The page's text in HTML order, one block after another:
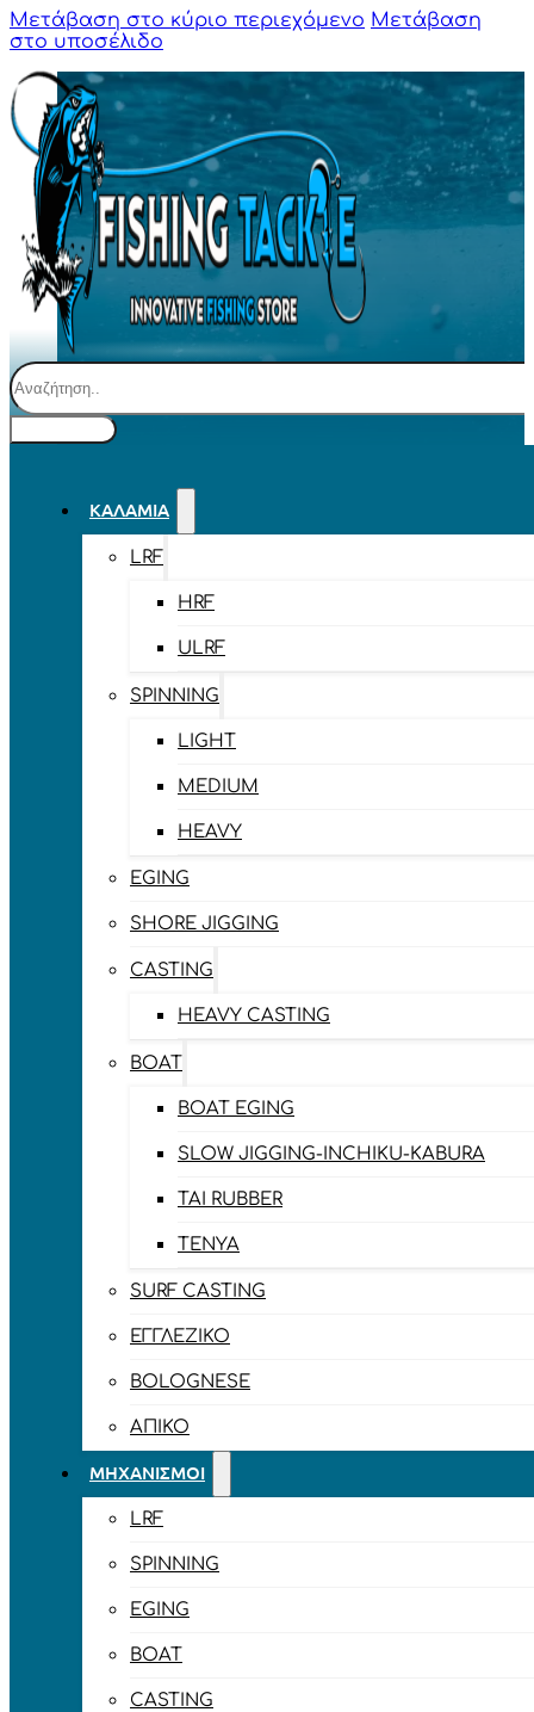
Μετάβαση στο κύριο περιεχόμενο Μετάβαση
στο υποσέλιδο
Αναζήτηση
ΚΑΛΆΜΙΑ
LRF
HRF
ULRF
SPINNING
LIGHT
MEDIUM
HEAVY
EGING
SHORE JIGGING
CASTING
HEAVY CASTING
BOAT
BOAT EGING
SLOW JIGGING-INCHIKU-KABURA
TAI RUBBER
TENYA
SURF CASTING
ΕΓΓΛΈΖΙΚΟ
BOLOGNESE
ΑΠΊΚΟ
ΜΗΧΑΝΙΣΜΟΊ
LRF
SPINNING
EGING
BOAT
CASTING